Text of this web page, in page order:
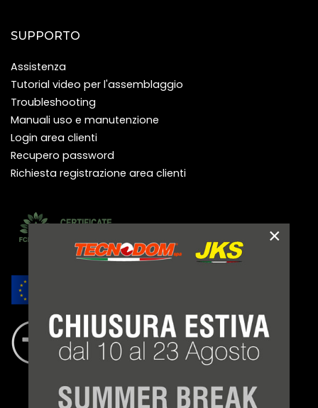
SUPPORTO
Assistenza
Tutorial video per l'assemblaggio
Troubleshooting
Manuali uso e manutenzione
Login area clienti
Recupero password
Richiesta registrazione area clienti
×